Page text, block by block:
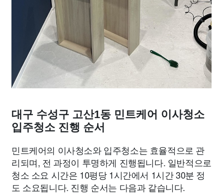
대구 수성구 고산1동 민트케어 이사청소
입주청소 진행 순서
민트케어의 이사청소와 입주청소는 효율적으로 관
리되며, 전 과정이 투명하게 진행됩니다. 일반적으로
청소 소요 시간은 10평당 1시간에서 1시간 30분 정
도 소요됩니다. 진행 순서는 다음과 같습니다.